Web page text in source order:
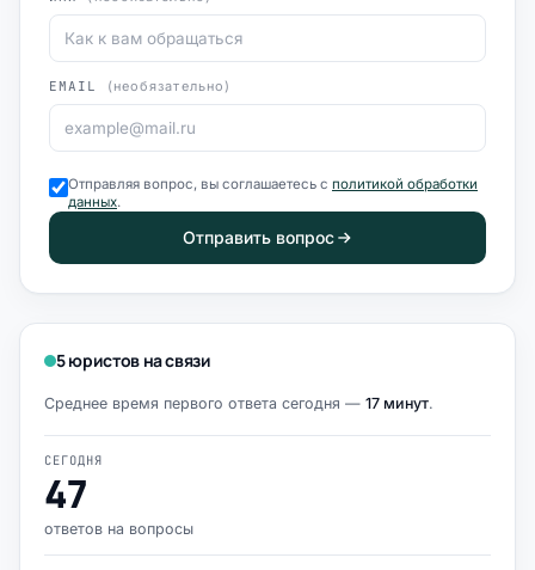
EMAIL (необязательно)
Отправляя вопрос, вы соглашаетесь с политикой обработки
данных.
Отправить вопрос
5 юристов на связи
Среднее время первого ответа сегодня — 17 минут.
СЕГОДНЯ
47
ответов на вопросы